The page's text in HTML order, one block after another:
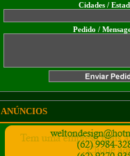
Cidades /
Pedido /
ANÚNCIOS